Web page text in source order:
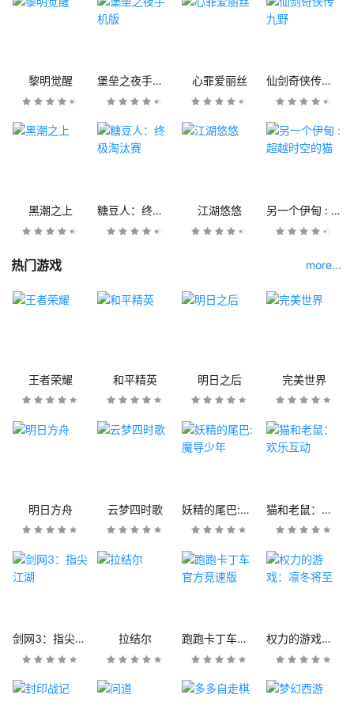
黎明觉醒 堡垒之夜手机版 心罪爱丽丝 仙剑奇侠传九野
黑潮之上 糖豆人：终极淘汰赛 江湖悠悠 另一个伊甸 : 超越时空的猫
热门游戏 more...
王者荣耀 和平精英 明日之后 完美世界
明日方舟 云梦四时歌 妖精的尾巴:魔导少年 猫和老鼠：欢乐互动
剑网3：指尖江湖 拉结尔 跑跑卡丁车官方竞速版 权力的游戏：凛冬将至